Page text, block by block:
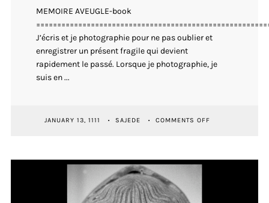
MEMOIRE AVEUGLE-book
J’écris et je photographie pour ne pas oublier et
enregistrer un présent fragile qui devient
rapidement le passé. Lorsque je photographie, je
suis en ...
JANUARY 13, 1111 SAJEDE COMMENTS OFFON